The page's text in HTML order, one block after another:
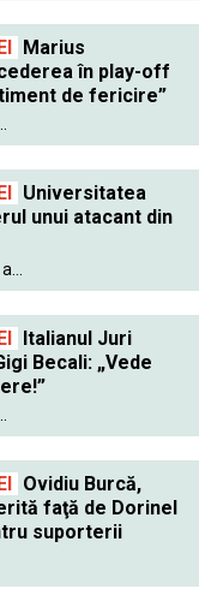
Marius
în play-off
de fericire”
Universitatea
unui atacant din
Italianul Juri
Becali: „Vede
Ovidiu Burcă,
faţă de Dorinel
suporterii